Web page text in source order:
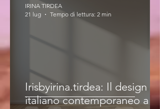
Irisbyirina.tirdea: Il design
italiano contemporaneo a
IRINA TIRDEA
21 lug
Tempo di lettura: 2 min